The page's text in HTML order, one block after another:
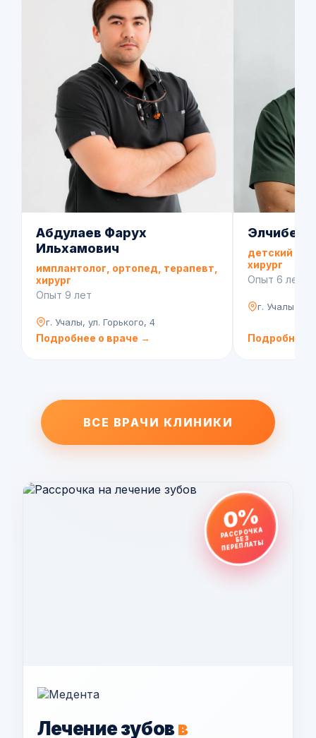
Абдулаев Фарух
Ильхамович
имплантолог, ортопед, терапевт,
хирург
Опыт 9 лет
г. Учалы, ул. Горького, 4
Подробнее о враче →
Элчибек
детский
хирург
Опыт 6 лет
г. Учалы, ул.
Подробнее
ВСЕ ВРАЧИ КЛИНИКИ
Лечение зубовв
0%
РАССРОЧКА
БЕЗ
ПЕРЕПЛАТЫ